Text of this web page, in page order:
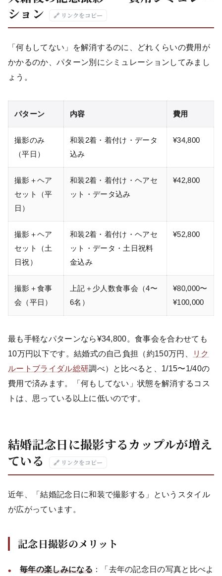
ション
🔗 リンクをコピー
「何もしてない」を解消するのに、どれくらいの費用が
かかるのか、パターン別にシミュレーションしてみまし
ょう。
パターン 内容 費用
撮影のみ
（平日）
和装2着・着付け・データ
込み
¥34,800
撮影＋ヘア
セット（平
日）
和装2着・着付け・ヘアセ
ット・データ込み
¥42,800
撮影＋ヘア
セット（土
日祝）
和装2着・着付け・ヘアセ
ット・データ・土日祝料
金込み
¥52,800
撮影＋食事
会（平日）
上記＋少人数食事会（4〜
6名）
¥80,000〜
¥100,000
最も手軽なパターンなら¥34,800。食事会を合わせても
10万円以下です。結婚式の自己負担（約150万円、
リク
ルートブライダル総研調べ）と比べると、1/15〜1/40の
費用で済みます。「何もしてない」状態を解消するコス
トは、思っている以上に低いのです。
結婚記念日に撮影するカップルが増え
ている
🔗 リンクをコピー
近年、「結婚記念日に和装で撮影する」というスタイル
が広がっています。
記念日撮影のメリット
毎年の楽しみになる：「去年の記念日の写真と比べよ